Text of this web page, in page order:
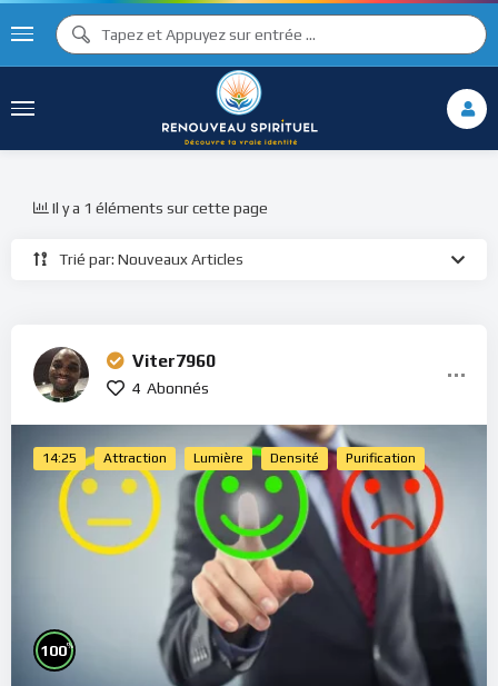
Trié par: Nouveaux Articles
Il y a 1 éléments sur cette page
Viter7960
4 Abonnés
14:25 Attraction Lumière Densité Purification
100%